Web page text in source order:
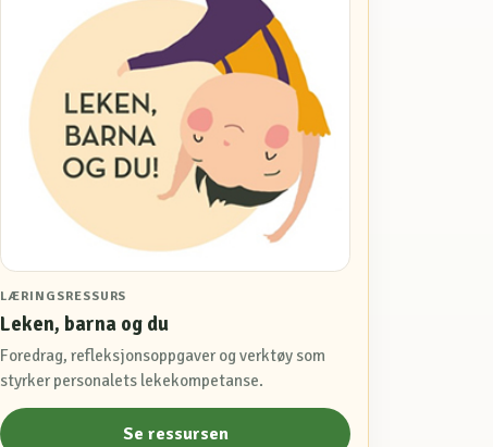
LÆRINGSRESSURS
Leken, barna og du
Foredrag, refleksjonsoppgaver og verktøy som
styrker personalets lekekompetanse.
Se ressursen